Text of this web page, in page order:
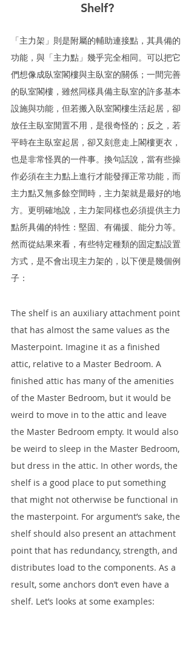
Shelf?
「主力架」則是附屬的輔助連接點，其具備的
功能，與「主力點」幾乎完全相同。可以把它
們想像成臥室閣樓與主臥室的關係；一間完善
的臥室閣樓，雖然同樣具備主臥室的許多基本
設施與功能，但若搬入臥室閣樓生活起居，卻
放任主臥室閒置不用，是很奇怪的；反之，若
平時在主臥室起居，卻又刻意走上閣樓更衣，
也是非常怪異的一件事。換句話說，當有些操
作必須在主力點上進行才能發揮正常功能，而
主力點又無多餘空間時，主力架就是最好的地
方。更明確地說，主力架同樣也必須提供主力
點所具備的特性：堅固、有備援、能分力等。
然而從結果來看，有些特定種類的固定點設置
方式，是不會出現主力架的，以下便是幾個例
子：
The shelf is an auxiliary attachment point
that has almost the same values as the
Masterpoint. Imagine it as a finished
attic, relative to a Master Bedroom. A
finished attic has many of the amenities
of the Master Bedroom, but it would be
weird to move in to the attic and leave
the Master Bedroom empty. It would also
be weird to sleep in the Master Bedroom,
but dress in the attic. In other words, the
shelf is a good place to put something
that might not otherwise be functional in
the masterpoint. For argument’s sake, the
shelf should also present an attachment
point that has redundancy, strength, and
distributes load to the components. As a
result, some anchors don’t even have a
shelf. Let’s looks at some examples: